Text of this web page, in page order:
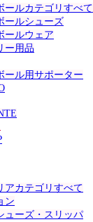
ールカテゴリすべて
ールシューズ
ールウェア
ー用品
ール用サポーター
アカテゴリすべて
ン
ューズ・スリッパ